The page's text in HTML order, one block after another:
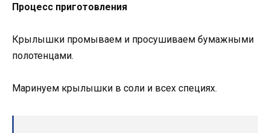
Процесс приготовления
Крылышки промываем и просушиваем бумажными
полотенцами.
Маринуем крылышки в соли и всех специях.